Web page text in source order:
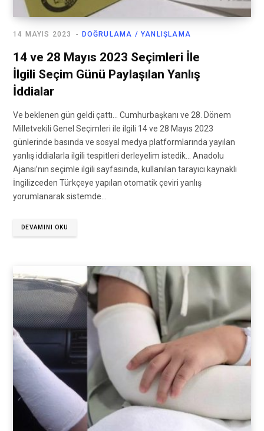
DOĞRULAMA / YANLIŞLAMA
14 MAYIS 2023
14 ve 28 Mayıs 2023 Seçimleri İle
İlgili Seçim Günü Paylaşılan Yanlış
İddialar
Ve beklenen gün geldi çattı… Cumhurbaşkanı ve 28. Dönem
Milletvekili Genel Seçimleri ile ilgili 14 ve 28 Mayıs 2023
günlerinde basında ve sosyal medya platformlarında yayılan
yanlış iddialarla ilgili tespitleri derleyelim istedik… Anadolu
Ajansı’nın seçimle ilgili sayfasında, kullanılan tarayıcı kaynaklı
İngilizceden Türkçeye yapılan otomatik çeviri yanlış
yorumlanarak sistemde…
DEVAMINI OKU